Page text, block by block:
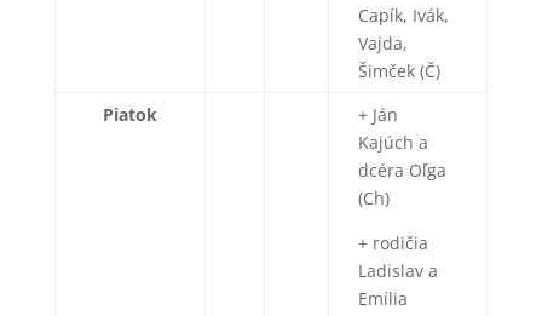
Capík, Ivák,
Vajda,
Šimček (Č)
Piatok
+ Ján
Kajúch a
dcéra Oľga
(Ch)
+ rodičia
Ladislav a
Emília